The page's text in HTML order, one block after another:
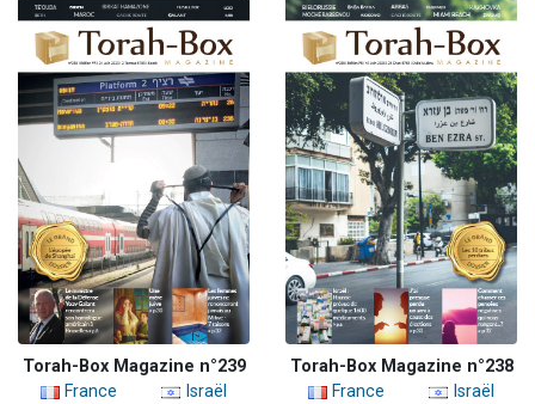
Torah-Box Magazine n°239
France
Israël
Torah-Box Magazine n°238
France
Israël